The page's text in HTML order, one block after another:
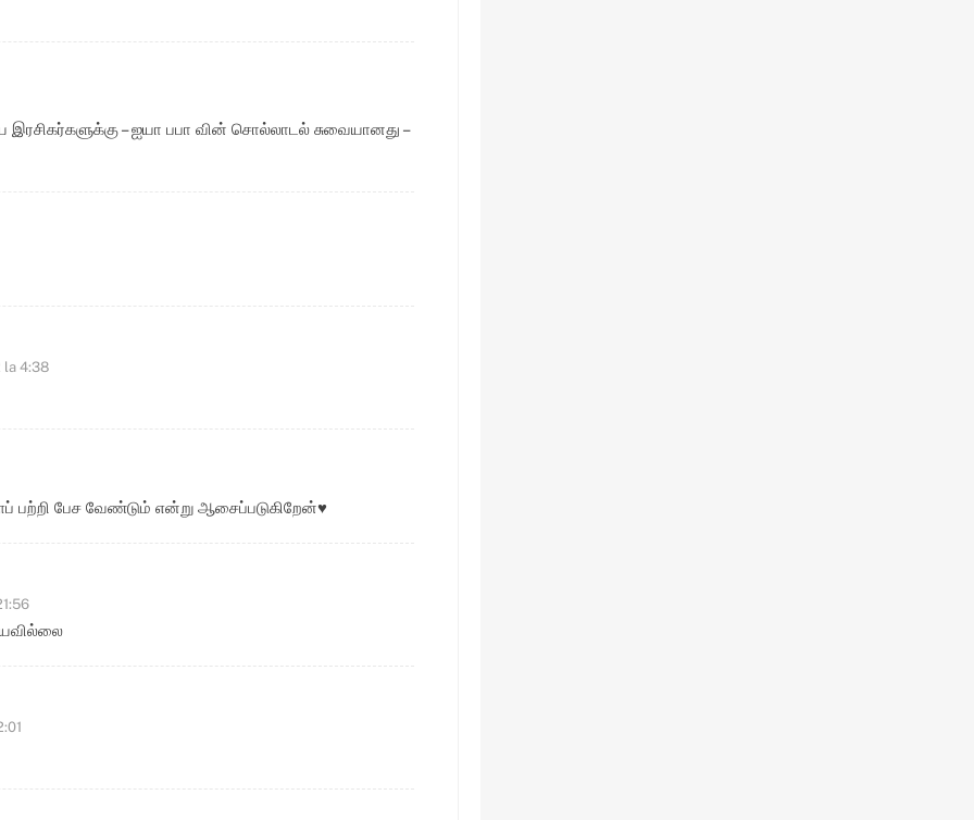
இரசிகர்களுக்கு – ஐயா பபா வின் சொல்லாடல் சுவையானது –
la 4:38
பற்றி பேச வேண்டும் என்று ஆசைப்படுகிறேன்♥️